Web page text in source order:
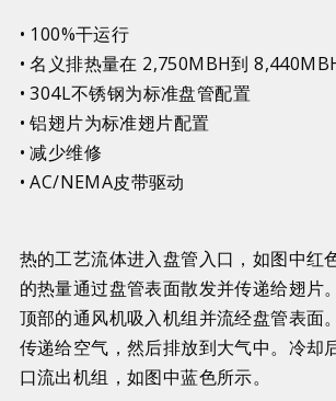
• 100%干运行
• 名义排热量在 2,750MBH到
• 304L不锈钢为标准盘管配置
• 铝翅片为标准翅片配置
• 减少维修
• AC/NEMA皮带驱动
热的工艺流体进入盘管入口，如图中红
的热量通过盘管表面散发并传递给翅片
顶部的通风机吸入机组并流经盘管表面
传递给空气，然后排放到大气中。冷却
口流出机组，如图中蓝色所示。